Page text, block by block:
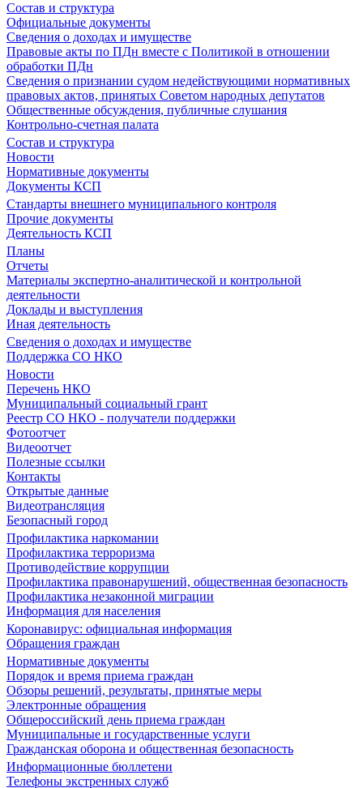
Состав и структура
Официальные документы
Сведения о доходах и имуществе
Правовые акты по ПДн вместе с Политикой в отношении
обработки ПДн
Сведения о признании судом недействующими нормативных
правовых актов, принятых Советом народных депутатов
Общественные обсуждения, публичные слушания
Контрольно-счетная палата
Состав и структура
Новости
Нормативные документы
Документы КСП
Стандарты внешнего муниципального контроля
Прочие документы
Деятельность КСП
Планы
Отчеты
Материалы экспертно-аналитической и контрольной
деятельности
Доклады и выступления
Иная деятельность
Сведения о доходах и имуществе
Поддержка СО НКО
Новости
Перечень НКО
Муниципальный социальный грант
Реестр СО НКО - получатели поддержки
Фотоотчет
Видеоотчет
Полезные ссылки
Контакты
Открытые данные
Видеотрансляция
Безопасный город
Профилактика наркомании
Профилактика терроризма
Противодействие коррупции
Профилактика правонарушений, общественная безопасность
Профилактика незаконной миграции
Информация для населения
Коронавирус: официальная информация
Обращения граждан
Нормативные документы
Порядок и время приема граждан
Обзоры решений, результаты, принятые меры
Электронные обращения
Общероссийский день приема граждан
Муниципальные и государственные услуги
Гражданская оборона и общественная безопасность
Информационные бюллетени
Телефоны экстренных служб